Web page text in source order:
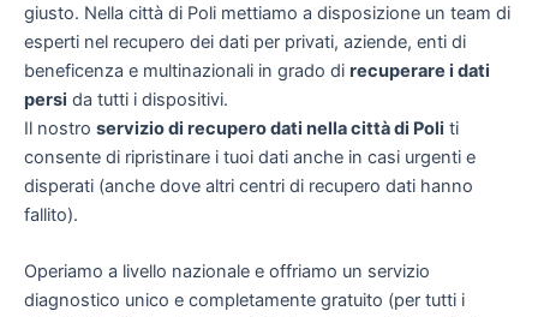
giusto. Nella città di Poli mettiamo a disposizione un team di
esperti nel recupero dei dati per privati, aziende, enti di
beneficenza e multinazionali in grado di recuperare i dati
persi da tutti i dispositivi.
Il nostro servizio di recupero dati nella città di Poli ti
consente di ripristinare i tuoi dati anche in casi urgenti e
disperati (anche dove altri centri di recupero dati hanno
fallito).
Operiamo a livello nazionale e offriamo un servizio
diagnostico unico e completamente gratuito (per tutti i